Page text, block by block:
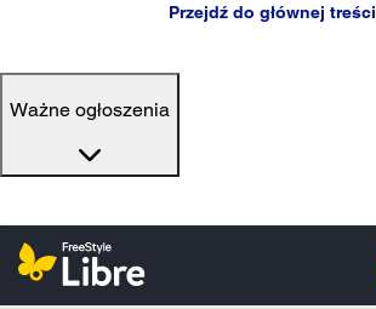
Przejdź do głównej treści
Ważne ogłoszenia